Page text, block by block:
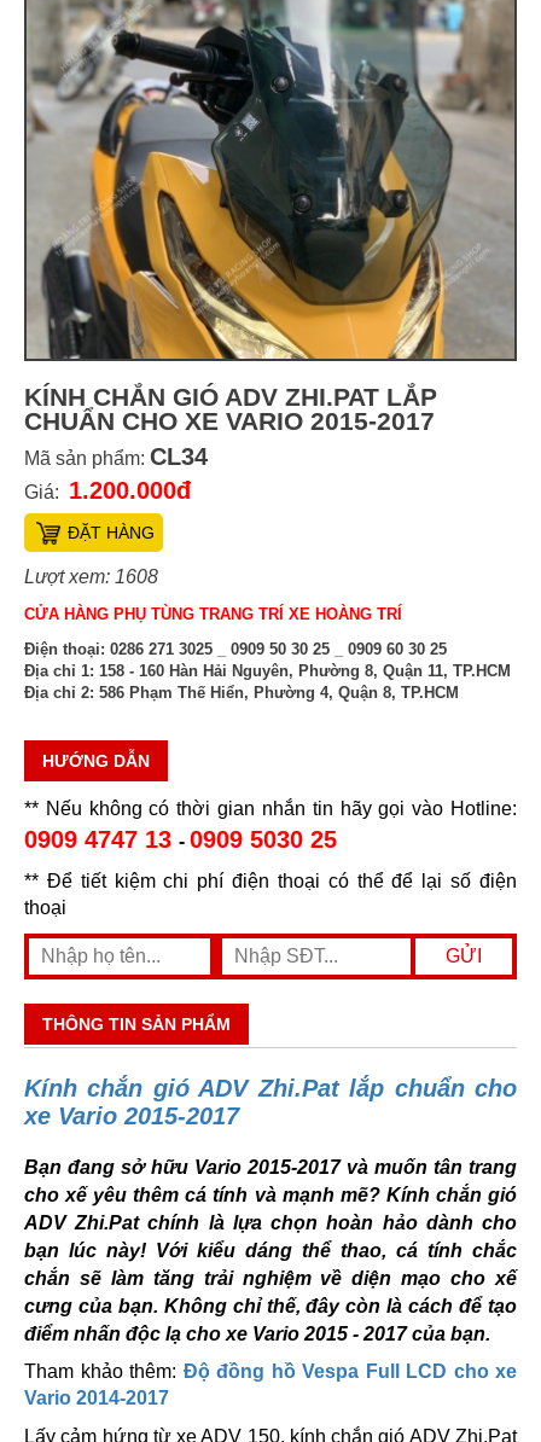
KÍNH CHẮN GIÓ ADV ZHI.PAT LẮP
CHUẨN CHO XE VARIO 2015-2017
Mã sản phẩm: CL34
Giá: 1.200.000đ
ĐẶT HÀNG
Lượt xem: 1608
CỬA HÀNG PHỤ TÙNG TRANG TRÍ XE HOÀNG TRÍ
Điện thoại: 0286 271 3025 _ 0909 50 30 25 _ 0909 60 30 25
Địa chỉ 1: 158 - 160 Hàn Hải Nguyên, Phường 8, Quận 11, TP.HCM
Địa chỉ 2: 586 Phạm Thế Hiển, Phường 4, Quận 8, TP.HCM
HƯỚNG DẪN
** Nếu không có thời gian nhắn tin hãy gọi vào Hotline:
0909 4747 13 - 0909 5030 25
** Để tiết kiệm chi phí điện thoại có thể để lại số điện
thoại
THÔNG TIN SẢN PHẨM
Kính chắn gió ADV Zhi.Pat lắp chuẩn cho
xe Vario 2015-2017
Bạn đang sở hữu Vario 2015-2017 và muốn tân trang
cho xế yêu thêm cá tính và mạnh mẽ? Kính chắn gió
ADV Zhi.Pat chính là lựa chọn hoàn hảo dành cho
bạn lúc này! Với kiểu dáng thể thao, cá tính chắc
chắn sẽ làm tăng trải nghiệm về diện mạo cho xế
cưng của bạn. Không chỉ thế, đây còn là cách để tạo
điểm nhấn độc lạ cho xe Vario 2015 - 2017 của bạn.
Tham khảo thêm: Độ đồng hồ Vespa Full LCD cho xe
Vario 2014-2017
Lấy cảm hứng từ xe ADV 150, kính chắn gió ADV Zhi.Pat